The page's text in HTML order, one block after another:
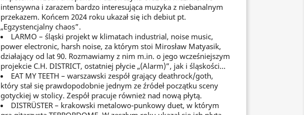
intensywna i zarazem bardzo interesująca muzyka z niebanalnym
przekazem. Końcem 2024 roku ukazał się ich debiut pt.
„Egzystencjalny chaos”.
LARMO – śląski projekt w klimatach industrial, noise music,
power electronic, harsh noise, za którym stoi Mirosław Matyasik,
działający od lat 90. Rozmawiamy z nim m.in. o jego wcześniejszym
projekcie C.H. DISTRICT, ostatniej płycie „(Alarm)”, jak i śląskości…
EAT MY TEETH – warszawski zespół grający deathrock/goth,
który stał się prawdopodobnie jednym ze źródeł początku sceny
gotyckiej w stolicy. Zespół pracuje również nad nową płytą.
DISTRÜSTER – krakowski metalowo-punkowy duet, w którym